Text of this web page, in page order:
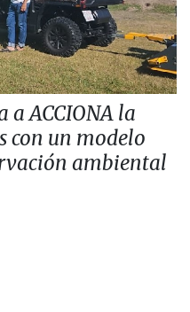
ACCIONA la
con un modelo
ambiental